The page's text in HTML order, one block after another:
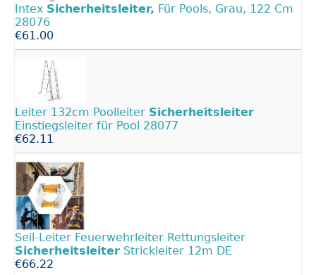
Intex Sicherheitsleiter, Für Pools, Grau, 122 Cm
28076
€61.00
Leiter 132cm Poolleiter Sicherheitsleiter
Einstiegsleiter für Pool 28077
€62.11
Seil-Leiter Feuerwehrleiter Rettungsleiter
Sicherheitsleiter Strickleiter 12m DE
€66.22